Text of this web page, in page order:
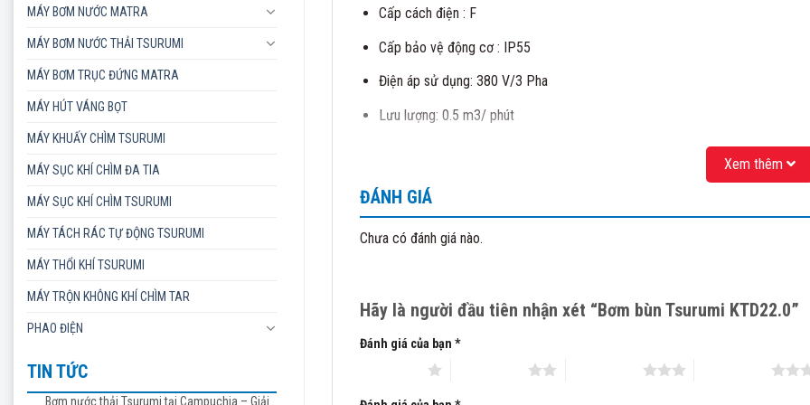
MÁY BƠM NƯỚC MATRA
MÁY BƠM NƯỚC THẢI TSURUMI
MÁY BƠM TRỤC ĐỨNG MATRA
MÁY HÚT VÁNG BỌT
MÁY KHUẤY CHÌM TSURUMI
MÁY SỤC KHÍ CHÌM ĐA TIA
MÁY SỤC KHÍ CHÌM TSURUMI
MÁY TÁCH RÁC TỰ ĐỘNG TSURUMI
MÁY THỔI KHÍ TSURUMI
MÁY TRỘN KHÔNG KHÍ CHÌM TAR
PHAO ĐIỆN
TIN TỨC
Bơm nước thải Tsurumi tại Campuchia – Giải
Cấp cách điện : F
Cấp bảo vệ động cơ : IP55
Điện áp sử dụng: 380 V/3 Pha
Lưu lượng: 0.5 m3/ phút
Các dòngbơm bùn
Bơm bùn hố móng KRS2-100, KRS2-150, KRS822, KRS1022…
Hiện tại chúng tôi còn cung cấp thêm Máy bơm nước công nghiệp SAER,
Máy bơm Tsurumi
Xem thêm
ĐÁNH GIÁ
Chưa có đánh giá nào.
Hãy là người đầu tiên nhận xét “Bơm bùn Tsurumi KTD22.0”
Đánh giá của bạn *